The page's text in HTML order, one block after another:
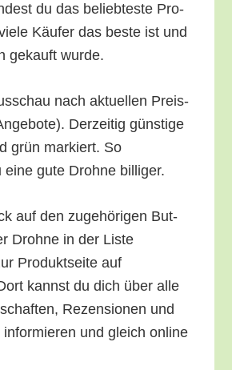
du das belieb­tes­te Pro­
Käu­fer das bes­te ist und
gekauft wurde.
nach aktu­el­len Preis­
Der­zei­tig güns­ti­ge
grün mar­kiert. So
eine gute Droh­ne billiger.
auf den zuge­hö­ri­gen But­
Droh­ne in der Lis­te
Pro­dukt­sei­te auf
kannst du dich über alle
Rezen­sio­nen und
und gleich online